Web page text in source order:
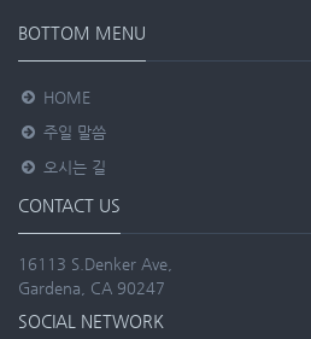
BOTTOM MENU
HOME
주일 말씀
오시는 길
CONTACT US
16113 S.Denker Ave,
Gardena, CA 90247
SOCIAL NETWORK